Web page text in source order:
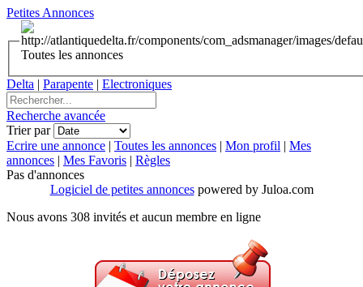
Petites Annonces
Toutes les annonces
Delta | Parapente | Electroniques
Recherche avancée
Trier par
Ecrire une annonce | Toutes les annonces | Mon profil | Mes
annonces | Mes Favoris | Règles
Pas d'annonces
Logiciel de petites annoncespowered by Juloa.com
Nous avons 308 invités et aucun membre en ligne